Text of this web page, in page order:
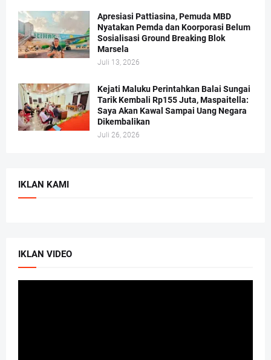
Apresiasi Pattiasina, Pemuda MBD
Nyatakan Pemda dan Koorporasi Belum
Sosialisasi Ground Breaking Blok
Marsela
Juli 13, 2026
Kejati Maluku Perintahkan Balai Sungai
Tarik Kembali Rp155 Juta, Maspaitella:
Saya Akan Kawal Sampai Uang Negara
Dikembalikan
Juli 26, 2026
IKLAN KAMI
IKLAN VIDEO